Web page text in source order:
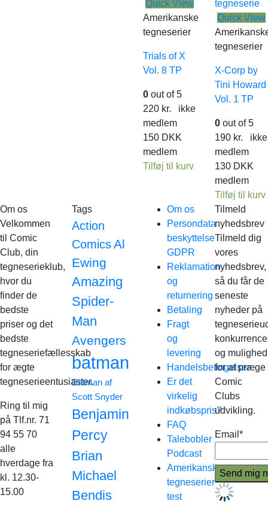
Quick View
Amerikanske
tegneserier
Trials of X
Vol. 8 TP
0 out of 5
220 kr. ikke
medlem
150 DKK
medlem
Tilføj til kurv
Quick View
tegneserier
X-Corp by
Tini Howard
Vol. 1 TP
0out of 5
190 kr. ikke
medlem
130 DKK
medlem
Tilføj til kurv
Om os
Velkommen
til Comic
Club, din
tegneserieklub,
hvor du
finder de
bedste
priser og det
bedste
tegneseriefællesskab
for ægte
tegneserieentusiaster.
Ring til mig
på Tlf.nr. 71
94 55 70
alle
hverdage fra
kl. 12.30-
15.00
Tags
Action
Comics Al
Ewing
Amazing
Spider-
Man
Avengers
batman
Batman af
Scott Snyder
Benjamin
Percy
Brian
Michael
Bendis
Om os
Persondata
beskyttelse
GDPR
Reklamation
og
returnering
Betaling
Fragt
og
levering
Handelsbetingelser
Er det
virkelig
indkøbspris?
FAQ
Talebobler
Podcast
Amerikanske
tegneserier
test
Tilmeld
nyhedsbrev
Tilmeld dig
vores
nyhedsbrev,
så du får de
seneste
nyheder på
og mulighed
for at præge
Comic
Clubs
udvikling.
Email*